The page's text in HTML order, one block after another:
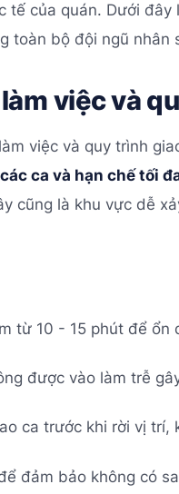
tế của quán. Dưới
toàn bộ đội ngũ nhân
việc và
việc và quy trình
ca và hạn chế tối
cũng là khu vực dễ
từ 10 - 15 phút để
được vào làm trễ
ca trước khi rời vị
đảm bảo không có